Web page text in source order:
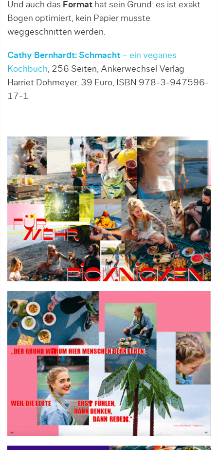
Und auch das Format hat sein Grund; es ist exakt
Bogen optimiert, kein Papier musste
weggeschnitten werden.
Cathy Bernhardt: Schmacht – ein veganes
Kochbuch, 256 Seiten, Ankerwechsel Verlag
Harriet Dohmeyer, 39 Euro, ISBN 978-3-947596-
17-1